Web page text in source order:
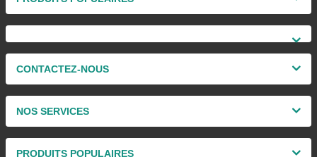
CONTACTEZ-NOUS
NOS SERVICES
PRODUITS POPULAIRES